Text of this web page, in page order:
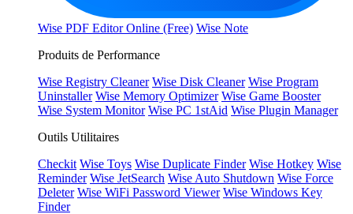
Wise PDF Editor Online (Free) Wise Note
Produits de Performance
Wise Registry Cleaner Wise Disk Cleaner Wise Program
Uninstaller Wise Memory Optimizer Wise Game Booster
Wise System Monitor Wise PC 1stAid Wise Plugin Manager
Outils Utilitaires
Checkit Wise Toys Wise Duplicate Finder Wise Hotkey Wise
Reminder Wise JetSearch Wise Auto Shutdown Wise Force
Deleter Wise WiFi Password Viewer Wise Windows Key
Finder